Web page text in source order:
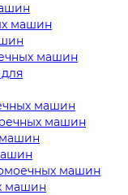
машин
машин
машин
машин
машин
машин